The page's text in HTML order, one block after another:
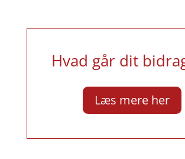
Hvad går dit
Læs mere her